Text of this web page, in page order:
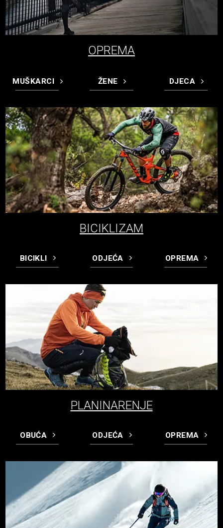
OPREMA
MUŠKARCI ŽENE DJECA
BICIKLIZAM
BICIKLI ODJEĆA OPREMA
PLANINARENJE
OBUĆA ODJEĆA OPREMA